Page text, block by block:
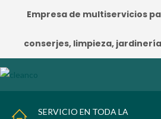
Empresa de multiservicios
conserjes, limpieza,
SERVICIO EN TODA LA